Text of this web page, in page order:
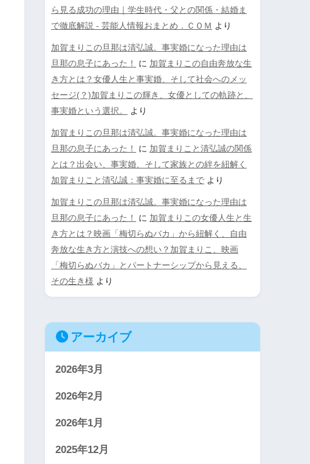
ら見る成功の理由｜学生時代・父との関係・結婚ま
で徹底解説 - 芸能人情報おまとめ．ＣＯＭ より
加賀まりこの旦那は清弘誠。事実婚になった理由は
旦那の息子にあった！
に 加賀まりこの自由奔放な生
き方とは？女優人生と事実婚、そして社会へのメッ
セージ(？)加賀まりこの輝き、女優としての軌跡と、
事実婚という選択。
より
加賀まりこの旦那は清弘誠。事実婚になった理由は
旦那の息子にあった！
に 加賀まりこと清弘誠の関係
とは？出会い、事実婚、そして家族との絆を紐解く
加賀まりこと清弘誠：事実婚に至るまで より
加賀まりこの旦那は清弘誠。事実婚になった理由は
旦那の息子にあった！
に 加賀まりこの女優人生と生
き方とは？映画「梅切らぬバカ」から紐解く、自由
奔放な生き方と演技への想い？加賀まりこ、映画
「梅切らぬバカ」とパートナーシップから見える、
その生き様 より
アーカイブ
2026年3月
2026年2月
2026年1月
2025年12月